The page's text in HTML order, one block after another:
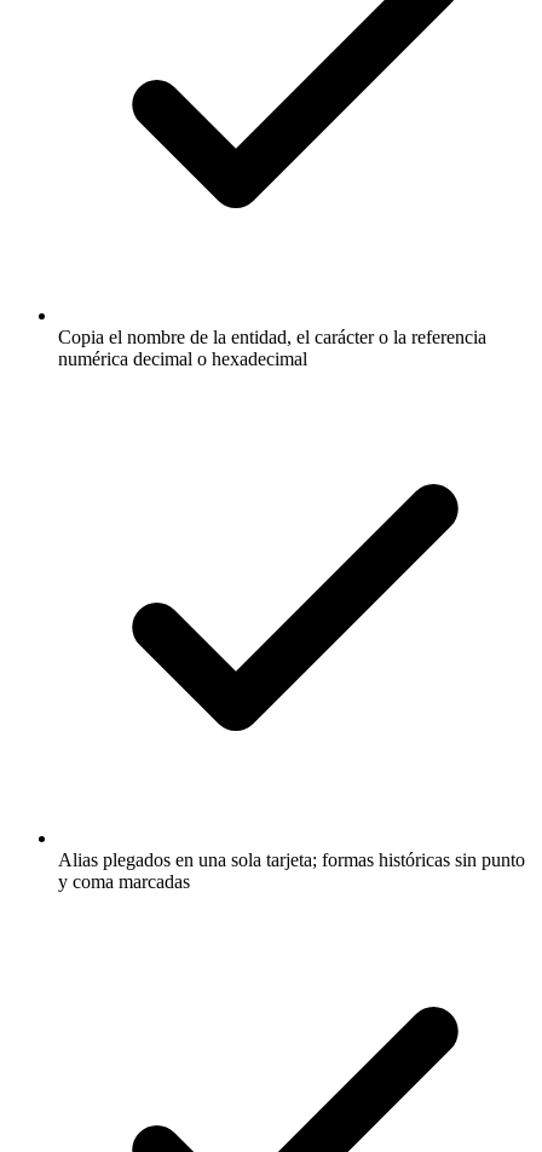
Copia el nombre de la entidad, el carácter o la referencia
numérica decimal o hexadecimal
Alias plegados en una sola tarjeta; formas históricas sin punto
y coma marcadas